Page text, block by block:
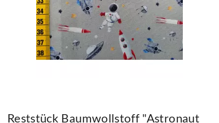
Reststück Baumwollstoff "Astronaut